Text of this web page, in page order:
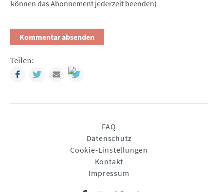
können das Abonnement jederzeit beenden)
Teilen:
FacebookTwitterMail
FAQ
Datenschutz
Cookie-Einstellungen
Kontakt
Impressum